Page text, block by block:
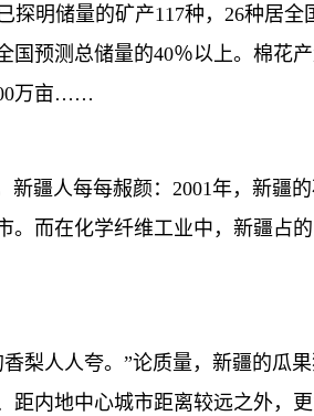
明储量的矿产117种，26种居全
国预测总储量的40％以上。棉花
万亩……
疆人每每赧颜：2001年，新疆
。而在化学纤维工业中，新疆占
人人夸。”论质量，新疆的瓜
距内地中心城市距离较远之外